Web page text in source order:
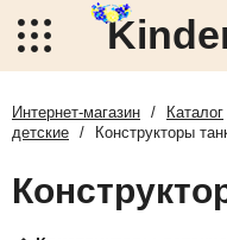
Интернет-магазин / Каталог
детские / Конструкторы